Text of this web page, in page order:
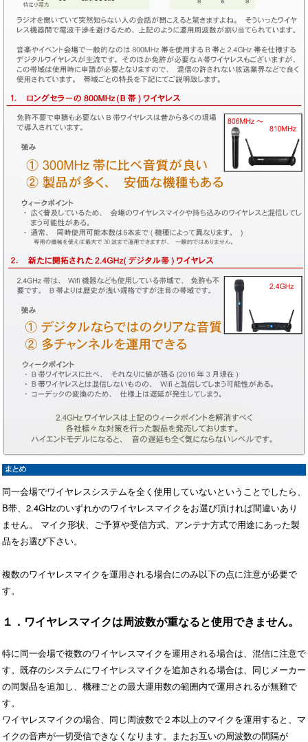
同一会場でワイヤレスシステムを全く使用していないということでしたら、
B帯、2.4GHzのいずれかのワイヤレスマイクをお選び頂ければ間違いあり
ません。 マイク形状、ご予算や受信方式、アンテナ方式で用途にあった製
品をお選び下さい。
複数のワイヤレスマイクを運用される場合にのみ以下の点に注意が必要で
す。
１．ワイヤレスマイクは周波数が重なると使用できません。
特に同一会場で複数のワイヤレスマイクを運用される場合は、混信に注意で
す。既存のシステムにワイヤレスマイクを追加される場合は、同じメーカー
の同製品を追加し、機種ごとの最大運用数の範囲内で運用されるが無難で
す。
ワイヤレスマイクの場合、同じ周波数で２本以上のマイクを運用すると、マ
イクの音声が一切受信できなくなります。またお互いの周波数の間隔が